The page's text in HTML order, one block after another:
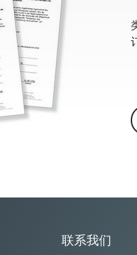
联系我们